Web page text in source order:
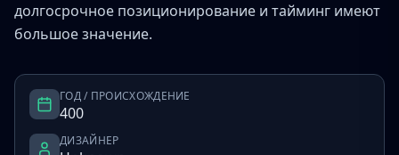
долгосрочное позиционирование и тайминг имеют
большое значение.
ГОД / ПРОИСХОЖДЕНИЕ
400
ДИЗАЙНЕР